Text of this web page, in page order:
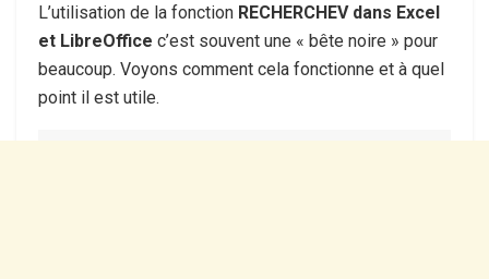
L’utilisation de la fonction RECHERCHEV dans Excel
et LibreOffice c’est souvent une « bête noire » pour
beaucoup. Voyons comment cela fonctionne et à quel
point il est utile.